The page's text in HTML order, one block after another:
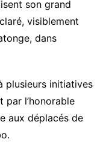
son grand
visiblement
dans
plusieurs initiatives
par l’honorable
aux déplacés de